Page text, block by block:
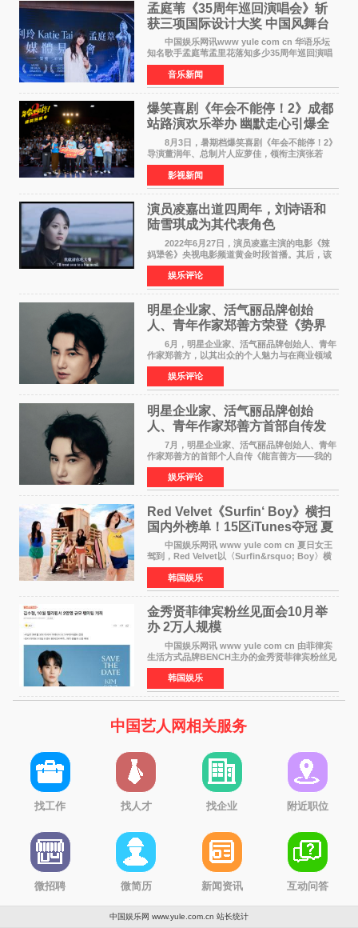
孟庭苇《35周年巡回演唱会》斩
获三项国际设计大奖 中国风舞台
美学获全球认可
中国娱乐网讯www yule com cn 华语乐坛
知名歌手孟庭苇孟里花落知多少35周年巡回演唱
会再传喜讯。该演唱会先后荣获美国MUSE
Creative Awards白金奖（Platinum Winner）、
英国London Design
音乐新闻
爆笑喜剧《年会不能停！2》成都
站路演欢乐举办 幽默走心引爆全
场共鸣
8月3日，暑期档爆笑喜剧《年会不能停！2》
导演董润年、总制片人应萝佳，领衔主演张若
昀、白客，惊喜出演庄达菲，特别主演孙艺洲，
特别出演田雨，友情出演欧阳奋强出席成都路
演，与观众近距离互
影视新闻
演员凌嘉出道四周年，刘诗语和
陆雪琪成为其代表角色
2022年6月27日，演员凌嘉主演的电影《辣
妈犟爸》央视电影频道黄金时段首播。其后，该
电影在央视电影频道多次复播（2022年8月10
日，2022年9月30日，2023年7月17日，2025年7
月14日）。除了多次复
娱乐评论
明星企业家、活气丽品牌创始
人、青年作家郑善方荣登《势界
POWERCIRCLES》6月刊
6月，明星企业家、活气丽品牌创始人、青年
作家郑善方，以其出众的个人魅力与在商业领域
的卓越建树，成功登上《势界
POWERCIRCLES》，展现了他在时尚与商业领
域的双重影响力。 明星企业家、青
娱乐评论
明星企业家、活气丽品牌创始
人、青年作家郑善方首部自传发
布， 书写跨界创业者的成长答卷
7月，明星企业家、活气丽品牌创始人、青年
作家郑善方的首部个人自传《能言善方——我的
跨界人生》正式发行。这本书以他的人生轨迹为
脉络，首次完整公开了从逐梦少年到横跨美业、
公益等多领域的
娱乐评论
Red Velvet《Surfin‘ Boy》横扫
国内外榜单！15区iTunes夺冠 夏
日女王强势回归
中国娱乐网讯 www yule com cn 夏日女王
驾到，Red Velvet以〈Surfin&rsquo; Boy〉横
扫国内外榜单，获得音乐粉丝的热烈反响。
Red Velvet于3日发行了夏日迷你专辑《Velvet
Summer》，
韩国娱乐
金秀贤菲律宾粉丝见面会10月举
办 2万人规模
中国娱乐网讯 www yule com cn 由菲律宾
生活方式品牌BENCH主办的金秀贤菲律宾粉丝见
面会，将于10月2日在马尼拉SM Mall of
Asia（MOA）竞技场举行，预计规模达2万人。
这也是金秀贤自去年陷
韩国娱乐
中国艺人网相关服务
找工作 找人才 找企业 附近职位
微招聘 微简历 新闻资讯 互动问答
中国娱乐网 www.yule.com.cn 站长统计